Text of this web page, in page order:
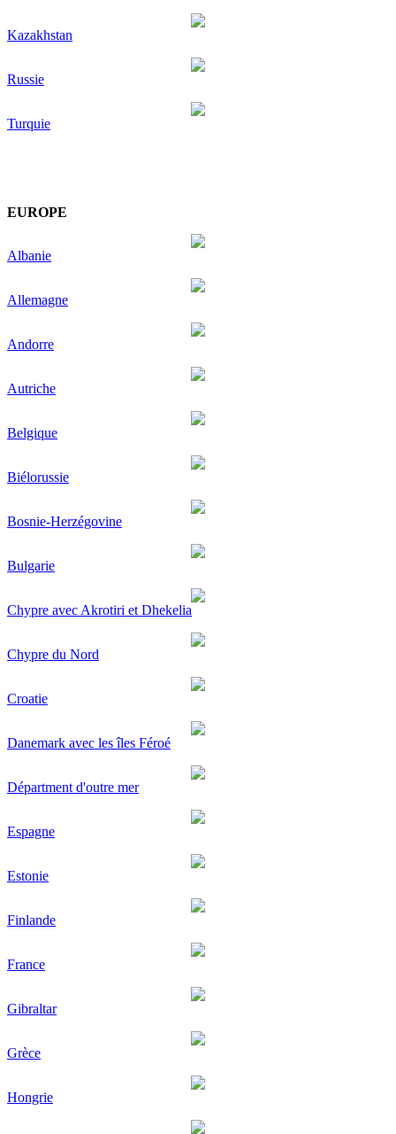
Kazakhstan
Russie
Turquie
EUROPE
Albanie
Allemagne
Andorre
Autriche
Belgique
Biélorussie
Bosnie-Herzégovine
Bulgarie
Chypre avec Akrotiri et Dhekelia
Chypre du Nord
Croatie
Danemark avec les îles Féroé
Départment d'outre mer
Espagne
Estonie
Finlande
France
Gibraltar
Grèce
Hongrie